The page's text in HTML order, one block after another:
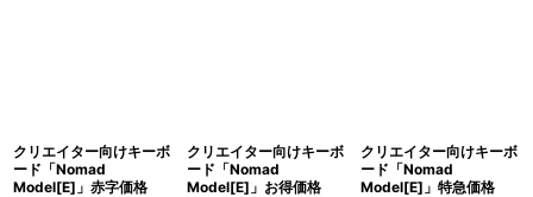
クリエイター向けキーボ
ード「Nomad
Model[E]」赤字価格
クリエイター向けキーボ
ード「Nomad
Model[E]」お得価格
クリエイター向けキーボ
ード「Nomad
Model[E]」特急価格